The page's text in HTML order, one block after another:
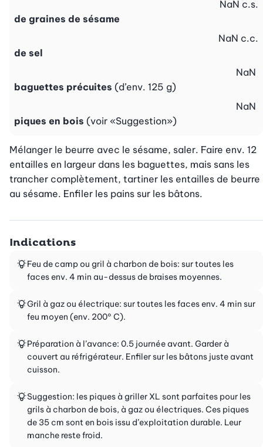
de graines de sésame
NaN c.s.
de sel
NaN c.c.
baguettes précuites (d’env. 125 g)
NaN
piques en bois (voir «Suggestion»)
NaN
Mélanger le beurre avec le sésame, saler. Faire env. 12
entailles en largeur dans les baguettes, mais sans les
trancher complètement, tartiner les entailles de beurre
au sésame. Enfiler les pains sur les bâtons.
Indications
Feu de camp ou gril à charbon de bois: sur toutes les
faces env. 4 min au-dessus de braises moyennes.
Gril à gaz ou électrique: sur toutes les faces env. 4 min sur
feu moyen (env. 200° C).
Préparation à l’avance: 0.5 journée avant. Garder à
couvert au réfrigérateur. Enfiler sur les bâtons juste avant
cuisson.
Suggestion: les piques à griller XL sont parfaites pour les
grils à charbon de bois, à gaz ou électriques. Ces piques
de 35 cm sont en bois issu d’exploitation durable. Leur
manche reste froid.